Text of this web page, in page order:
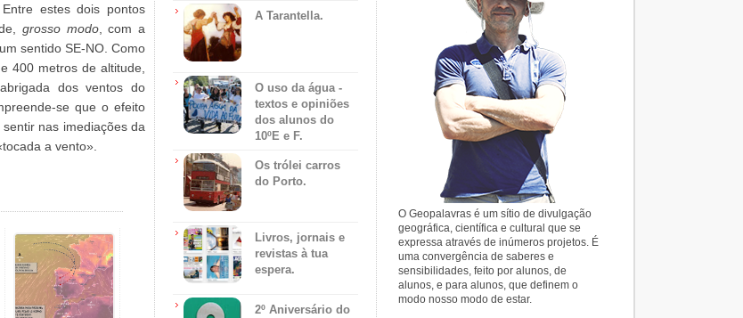
estes dois pontos
grosso modo, com a
sentido SE-NO. Como
400 metros de altitude,
dos ventos do
se que o efeito
nas imediações da
a vento».
A Tarantella.
O uso da água -
textos e opiniões
dos alunos do
10ºE e F.
Os trólei carros
do Porto.
Livros, jornais e
revistas à tua
espera.
2º Aniversário do
O Geopalavras é um sítio de divulgação
geográfica, científica e cultural que se
expressa através de inúmeros projetos. É
uma convergência de saberes e
sensibilidades, feito por alunos, de
alunos, e para alunos, que definem o
modo nosso modo de estar.